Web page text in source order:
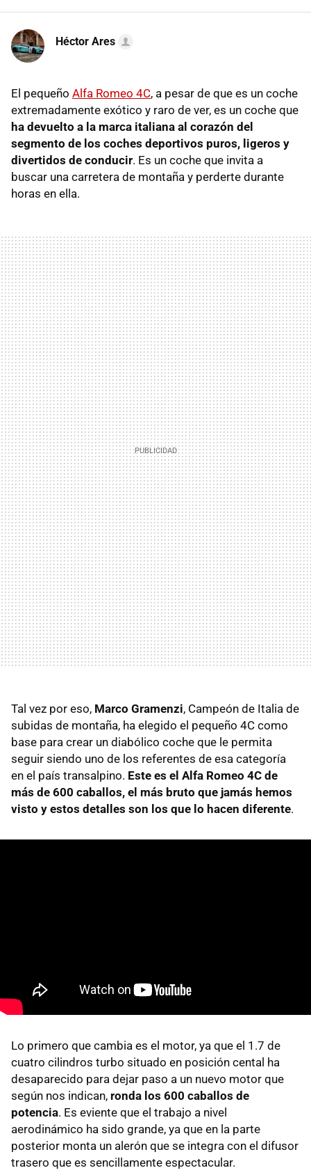
Héctor Ares
El pequeño Alfa Romeo 4C, a pesar de que es un coche
extremadamente exótico y raro de ver, es un coche que
ha devuelto a la marca italiana al corazón del
segmento de los coches deportivos puros, ligeros y
divertidos de conducir. Es un coche que invita a
buscar una carretera de montaña y perderte durante
horas en ella.
Tal vez por eso, Marco Gramenzi, Campeón de Italia de
subidas de montaña, ha elegido el pequeño 4C como
base para crear un diabólico coche que le permita
seguir siendo uno de los referentes de esa categoría
en el país transalpino. Este es el Alfa Romeo 4C de
más de 600 caballos, el más bruto que jamás hemos
visto y estos detalles son los que lo hacen diferente.
Lo primero que cambia es el motor, ya que el 1.7 de
cuatro cilindros turbo situado en posición cental ha
desaparecido para dejar paso a un nuevo motor que
según nos indican, ronda los 600 caballos de
potencia. Es eviente que el trabajo a nivel
aerodinámico ha sido grande, ya que en la parte
posterior monta un alerón que se integra con el difusor
trasero que es sencillamente espectacular.